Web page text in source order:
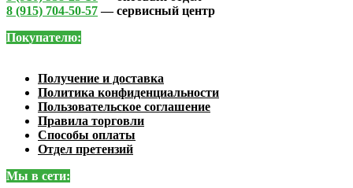
8 (915) 704-50-57— сервисный центр
Покупателю:
Получение и доставка
Политика конфиденциальности
Пользовательское соглашение
Правила торговли
Способы оплаты
Отдел претензий
Мы в сети: